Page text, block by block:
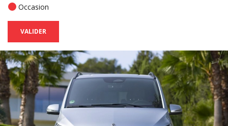
Occasion
VALIDER